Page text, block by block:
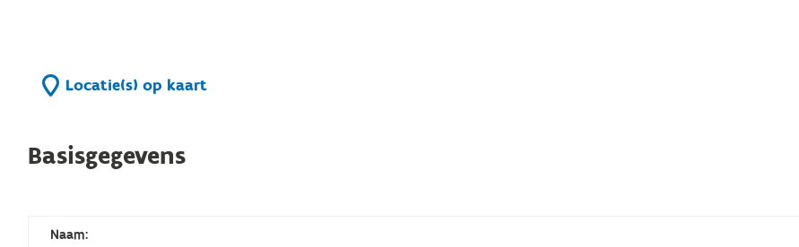
Locatie(s) op kaart
Basisgegevens
Naam: